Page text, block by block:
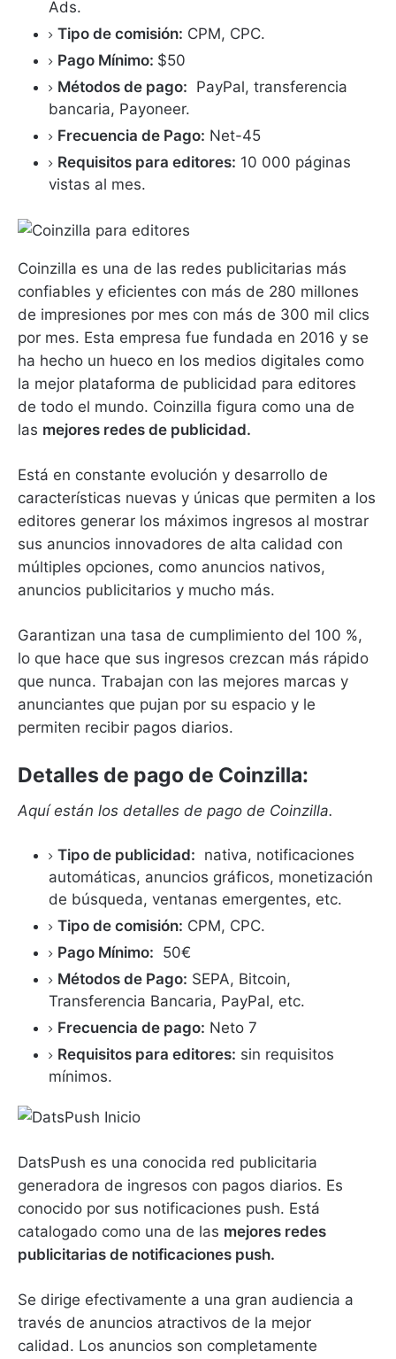
Ads.
Tipo de comisión: CPM, CPC.
Pago Mínimo: $50
Métodos de pago: PayPal, transferencia
bancaria, Payoneer.
Frecuencia de Pago: Net-45
Requisitos para editores: 10 000 páginas
vistas al mes.
Coinzilla es una de las redes publicitarias más
confiables y eficientes con más de 280 millones
de impresiones por mes con más de 300 mil clics
por mes. Esta empresa fue fundada en 2016 y se
ha hecho un hueco en los medios digitales como
la mejor plataforma de publicidad para editores
de todo el mundo. Coinzilla figura como una de
las mejores redes de publicidad.
Está en constante evolución y desarrollo de
características nuevas y únicas que permiten a los
editores generar los máximos ingresos al mostrar
sus anuncios innovadores de alta calidad con
múltiples opciones, como anuncios nativos,
anuncios publicitarios y mucho más.
Garantizan una tasa de cumplimiento del 100 %,
lo que hace que sus ingresos crezcan más rápido
que nunca. Trabajan con las mejores marcas y
anunciantes que pujan por su espacio y le
permiten recibir pagos diarios.
Detalles de pago de Coinzilla:
Aquí están los detalles de pago de Coinzilla.
Tipo de publicidad: nativa, notificaciones
automáticas, anuncios gráficos, monetización
de búsqueda, ventanas emergentes, etc.
Tipo de comisión: CPM, CPC.
Pago Mínimo: 50€
Métodos de Pago: SEPA, Bitcoin,
Transferencia Bancaria, PayPal, etc.
Frecuencia de pago: Neto 7
Requisitos para editores: sin requisitos
mínimos.
DatsPush es una conocida red publicitaria
generadora de ingresos con pagos diarios. Es
conocido por sus notificaciones push. Está
catalogado como una de las mejores redes
publicitarias de notificaciones push.
Se dirige efectivamente a una gran audiencia a
través de anuncios atractivos de la mejor
calidad. Los anuncios son completamente